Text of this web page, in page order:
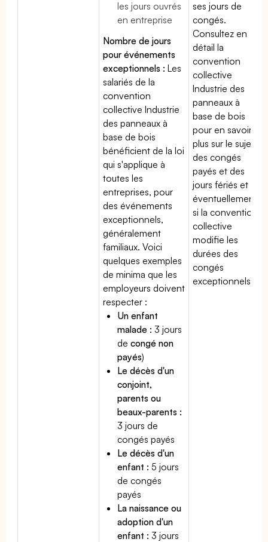
les jours ouvrés
en entreprise
Nombre de jours
pour événements
exceptionnels : Les
salariés de la
convention
collective Industrie
des panneaux à
base de bois
bénéficient de la loi
qui s'applique à
toutes les
entreprises, pour
des événements
exceptionnels,
généralement
familiaux. Voici
quelques exemples
de minima que les
employeurs doivent
respecter :
Un enfant
malade : 3 jours
decongé non
payés)
Le décès d'un
conjoint,
parents ou
beaux-parents :
3 jours de
congés payés
Le décès d'un
enfant : 5 jours
de congés
payés
La naissance ou
adoption d'un
enfant : 3 jours
ses jours de
congés.
Consultez en
détail la
convention
collective
Industrie des
panneaux à
base de bois
pour en savoir
plus sur le sujet
des congés
payés et des
jours fériés et
éventuellement
si la convention
collective
modifie les
durées des
congés
exceptionnels.